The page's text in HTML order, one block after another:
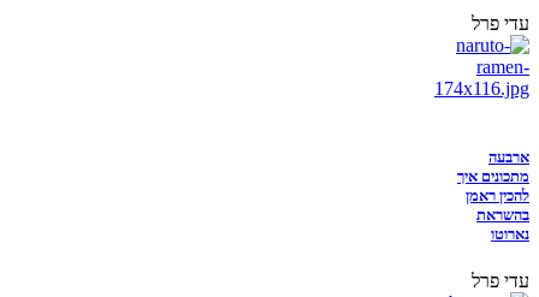
עדי פרל
ארבעה
מתכונים איך
להכין ראמן
בהשראת
נארוטו
עדי פרל